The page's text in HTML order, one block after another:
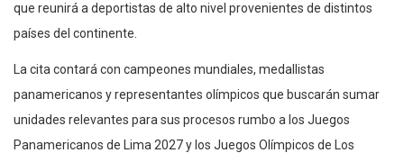
que reunirá a deportistas de alto nivel provenientes de distintos
países del continente.
La cita contará con campeones mundiales, medallistas
panamericanos y representantes olímpicos que buscarán sumar
unidades relevantes para sus procesos rumbo a los Juegos
Panamericanos de Lima 2027 y los Juegos Olímpicos de Los